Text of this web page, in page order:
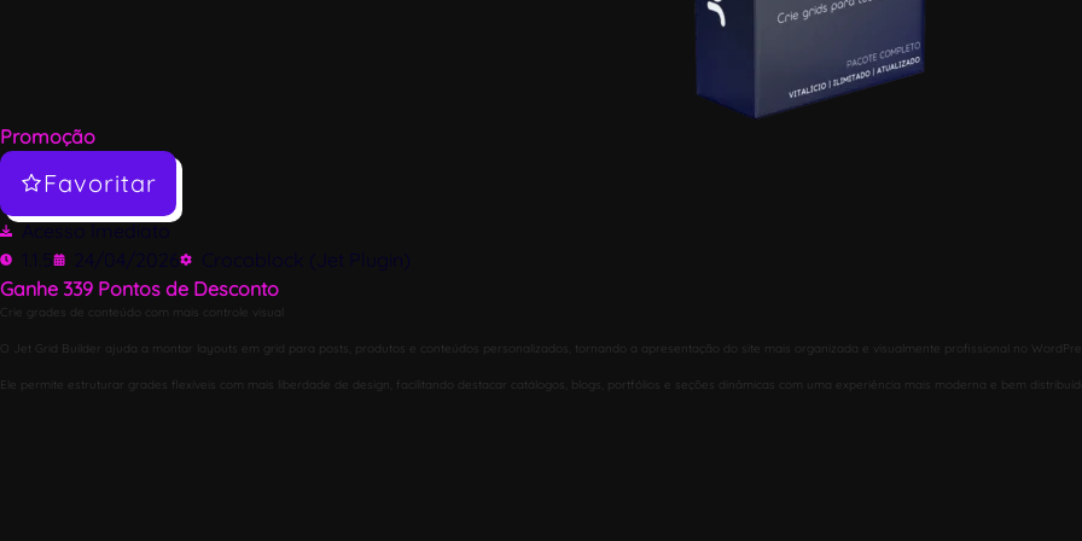
Promoção
Favoritar
Acesso Imediato
1.1.5
24/04/2026
Crocoblock (Jet Plugin)
Ganhe 339 Pontos de Desconto
Crie grades de conteúdo com mais controle visual
O Jet Grid Builder ajuda a montar layouts em grid para posts, produtos e conteúdos personalizados, tornando a apresentação do site mais organizada e visualmente profissional no
Ele permite estruturar grades flexíveis com mais liberdade de design, facilitando destacar catálogos, blogs, portfólios e seções dinâmicas com uma experiência mais moderna e bem